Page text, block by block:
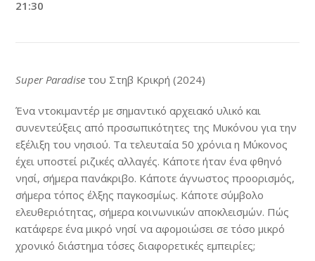
21:30
Super Paradise του Στηβ Κρικρή (2024)
Ένα ντοκιμαντέρ με σημαντικό αρχειακό υλικό και
συνεντεύξεις από προσωπικότητες της Μυκόνου για την
εξέλιξη του νησιού. Τα τελευταία 50 χρόνια η Μύκονος
έχει υποστεί ριζικές αλλαγές. Κάποτε ήταν ένα φθηνό
νησί, σήμερα πανάκριβο. Κάποτε άγνωστος προορισμός,
σήμερα τόπος έλξης παγκοσμίως. Κάποτε σύμβολο
ελευθεριότητας, σήμερα κοινωνικών αποκλεισμών. Πώς
κατάφερε ένα μικρό νησί να αφομοιώσει σε τόσο μικρό
χρονικό διάστημα τόσες διαφορετικές εμπειρίες;